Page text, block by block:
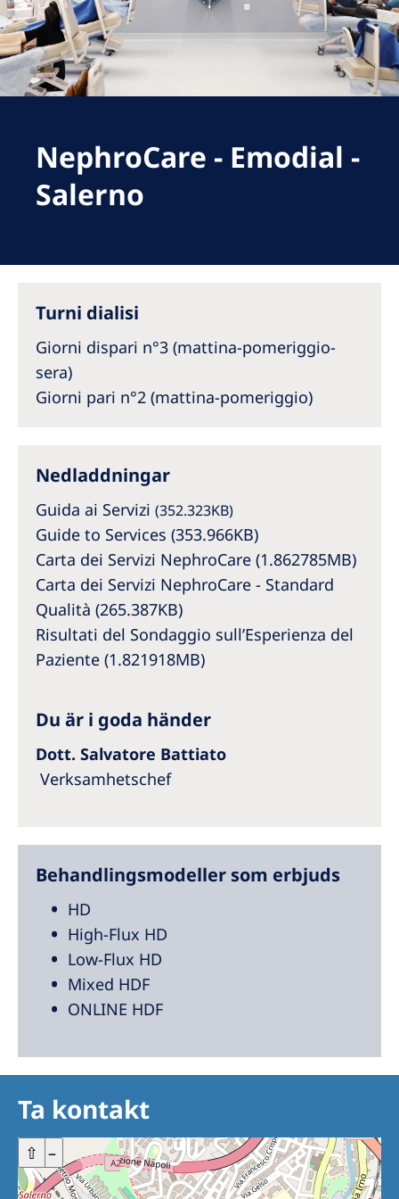
Romania
Russia
Serbia
Slovenia
Spain
Asia Pacific
Asia Pacific
Australia
North America
United States of America
NephroCare International
Global Website
NephroCare - Emodial -
Salerno
Turni dialisi
Giorni dispari n°3 (mattina-pomeriggio-
sera)
Giorni pari n°2 (mattina-pomeriggio)
Nedladdningar
Guida ai Servizi (352.323KB)
Guide to Services (353.966KB)
Carta dei Servizi NephroCare (1.862785MB)
Carta dei Servizi NephroCare - Standard
Qualità (265.387KB)
Risultati del Sondaggio sull’Esperienza del
Paziente (1.821918MB)
Du är i goda händer
Dott. Salvatore Battiato
Verksamhetschef
Behandlingsmodeller som erbjuds
HD
High-Flux HD
Low-Flux HD
Mixed HDF
ONLINE HDF
Ta kontakt
+ –
⇧